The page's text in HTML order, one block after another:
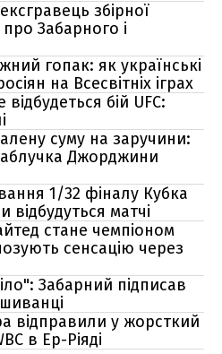
збірної
Забарного і
гопак: як українські
на Всесвітніх іграх
бій UFC:
суму на заручини:
Джорджини
1/32 фіналу Кубка
відбудуться матчі
стане чемпіоном
сенсацію через
Забарний підписав
відправили у жорсткий
в Ер-Ріяді